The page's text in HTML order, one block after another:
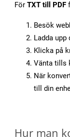
För TXT till PDF
Besök
Ladda upp
Klicka på
Vänta tills
När
till din
Hur man